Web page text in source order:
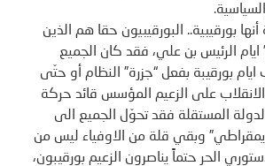
بورقيبية.. البورقيبيون حقا هم الذين
ايام الرئيس بن علي، فقد كان الجميع
ايام بورقيبة بفعل “جزرة” النظام أو حتّى
على الزعيم المؤسس قائد حركة
المستقلة فقد تحوّل الجميع الى
وبقي قلة من الاوفياء ليس من
الحر حتماً يناصرون الزعيم بورقيبون،